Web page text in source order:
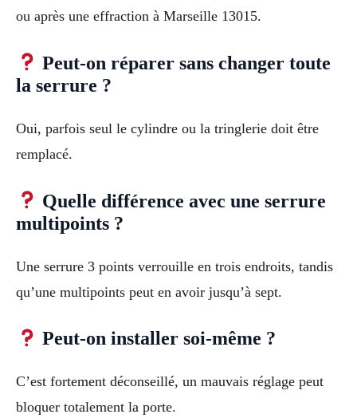
ou après une effraction à Marseille 13015.
Peut-on réparer sans changer toute
la serrure ?
Oui, parfois seul le cylindre ou la tringlerie doit être
remplacé.
Quelle différence avec une serrure
multipoints ?
Une serrure 3 points verrouille en trois endroits, tandis
qu’une multipoints peut en avoir jusqu’à sept.
Peut-on installer soi-même ?
C’est fortement déconseillé, un mauvais réglage peut
bloquer totalement la porte.